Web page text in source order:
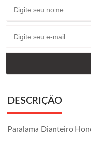
DESCRIÇÃO
Paralama Dianteiro